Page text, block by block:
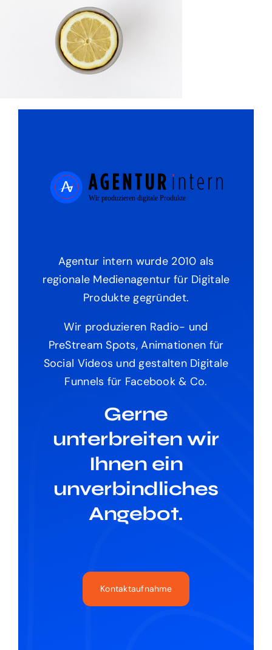
Agentur intern wurde 2010 als
regionale Medienagentur für Digitale
Produkte gegründet.
Wir produzieren Radio- und
PreStream Spots, Animationen für
Social Videos und gestalten Digitale
Funnels für Facebook & Co.
Gerne
unterbreiten wir
Ihnen ein
unverbindliches
Angebot.
Kontaktaufnahme